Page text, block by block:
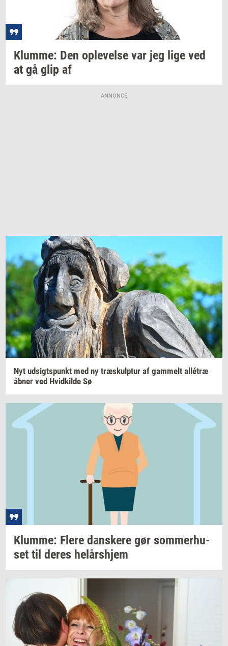
Klum­me: Den op­le­vel­se var jeg lige ved
at gå glip af
ANNONCE
Nyt ud­sigts­punkt med ny træskul­p­tur af gam­melt allétræ
åbner ved Hvid­kil­de Sø
Klum­me: Flere dan­ske­re gør som­mer­hu­
set til deres helårs­hjem